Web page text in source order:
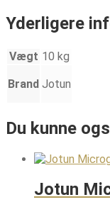
Yderligere
Vægt 10 kg
Brand Jotun
Du kunne
Jotun